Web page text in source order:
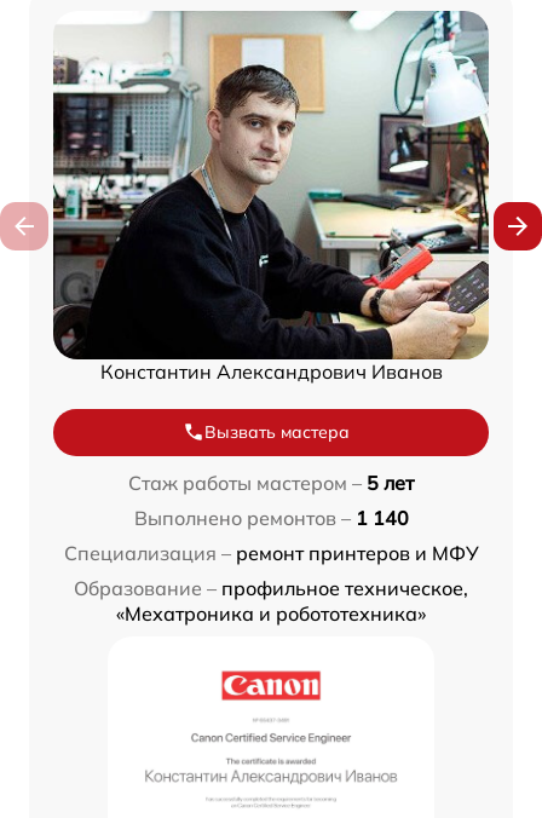
Константин Александрович Иванов
Вызвать мастера
Стаж работы мастером – 5 лет
Выполнено ремонтов – 1 140
Специализация – ремонт принтеров и МФУ
Образование – профильное техническое,
«Мехатроника и робототехника»